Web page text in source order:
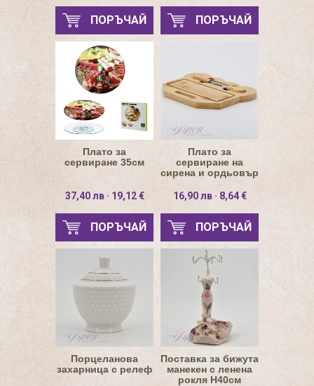
ПОРЪЧАЙ ПОРЪЧАЙ
Плато за
сервиране 35см
37,40 лв · 19,12 €
ПОРЪЧАЙ
Плато за
сервиране на
сирена и ордьовър
16,90 лв · 8,64 €
ПОРЪЧАЙ
Порцеланова
захарница с релеф
Поставка за бижута
манекен с ленена
рокля Н40см